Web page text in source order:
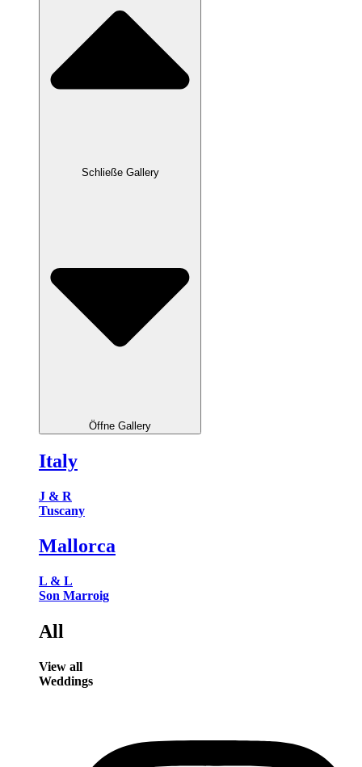
Schließe Gallery
Öffne Gallery
Italy
J & R
Tuscany
Mallorca
L & L
Son Marroig
All
View all
Weddings